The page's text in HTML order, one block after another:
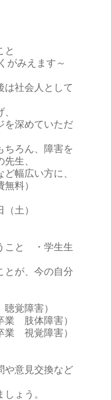
と
がみえます～
は社会人として
を深めていただ
ちろん、障害を
生、
幅広い方に、
料）
土）
こと ・学生生
とが、今の自分
覚障害）
業 肢体障害）
業 視覚障害）
や意見交換など
ょう。